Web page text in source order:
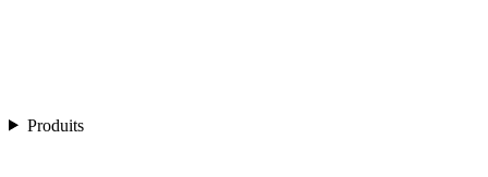
Produits